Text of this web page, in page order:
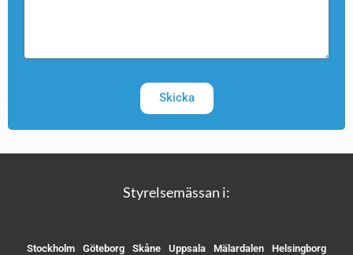
Skicka
Styrelsemässan i:
Stockholm Göteborg Skåne Uppsala Mälardalen Helsingborg